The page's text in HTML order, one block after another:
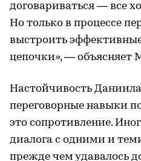
договариваться — все
Но только в процессе
выстроить
цепочки», — объясняет
Настойчивость
переговорные навыки
это сопротивление.
диалога с одними и
прежде чем удавалось